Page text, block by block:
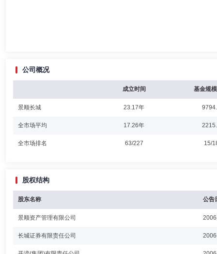
公司概况
成立时间 基金规
景顺长城 23.17年
全市场平均 17.26年
全市场排名 63/227 15/
股权结构
股东名称 公告
景顺资产管理有限公司
长城证券有限责任公司